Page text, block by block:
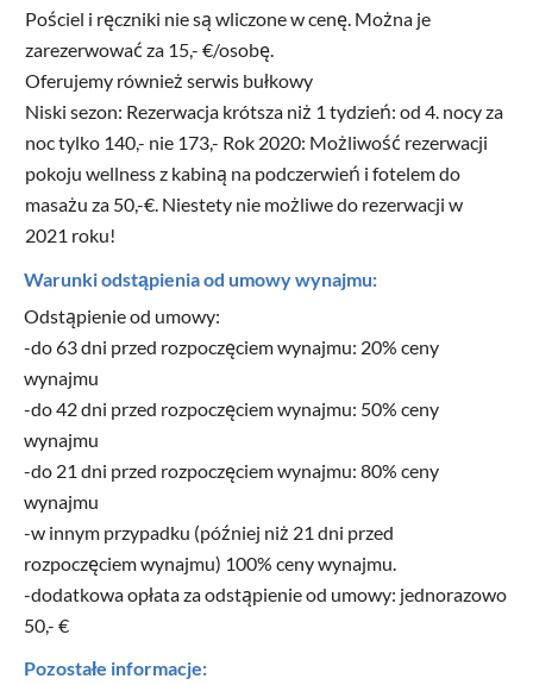
Pościel i ręczniki nie są wliczone w cenę. Można je
zarezerwować za 15,- €/osobę.
Oferujemy również serwis bułkowy
Niski sezon: Rezerwacja krótsza niż 1 tydzień: od 4. nocy za
noc tylko 140,- nie 173,- Rok 2020: Możliwość rezerwacji
pokoju wellness z kabiną na podczerwień i fotelem do
masażu za 50,-€. Niestety nie możliwe do rezerwacji w
2021 roku!
Warunki odstąpienia od umowy wynajmu:
Odstąpienie od umowy:
-do 63 dni przed rozpoczęciem wynajmu: 20% ceny
wynajmu
-do 42 dni przed rozpoczęciem wynajmu: 50% ceny
wynajmu
-do 21 dni przed rozpoczęciem wynajmu: 80% ceny
wynajmu
-w innym przypadku (później niż 21 dni przed
rozpoczęciem wynajmu) 100% ceny wynajmu.
-dodatkowa opłata za odstąpienie od umowy: jednorazowo
50,- €
Pozostałe informacje: